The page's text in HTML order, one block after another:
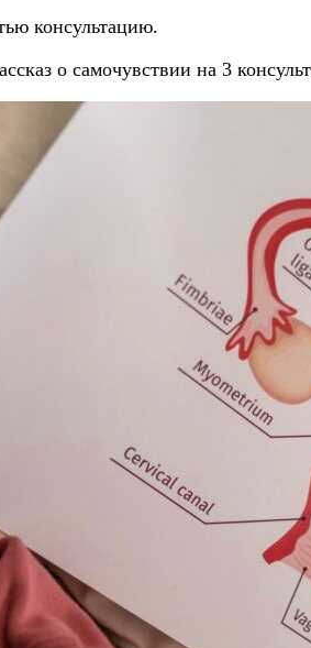
консультацию.
о самочувствии на 3